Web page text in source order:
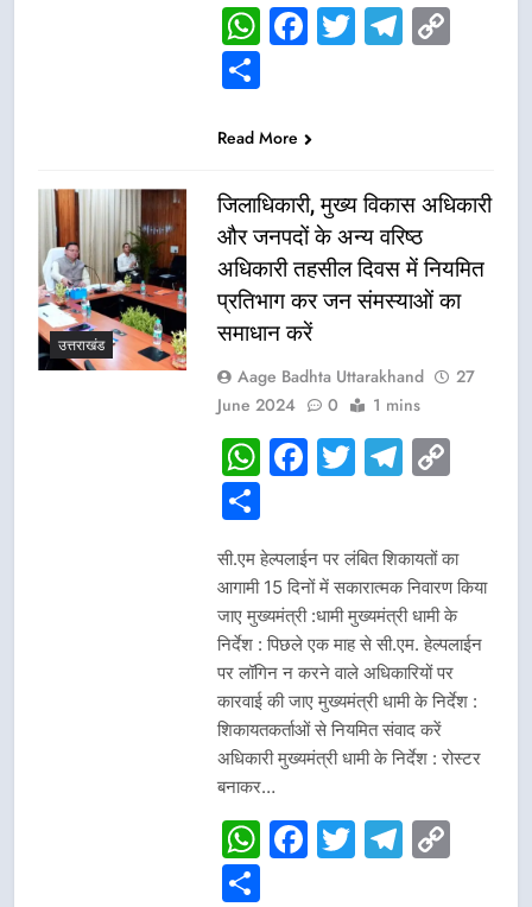
WhatsApp
Facebook
Twitter
Share
Read More
उत्तराखंड
जिलाधिकारी, मुख्य विकास अधिकारी
और जनपदों के अन्य वरिष्ठ
अधिकारी तहसील दिवस में नियमित
प्रतिभाग कर जन संमस्याओं का
समाधान करें
Aage Badhta Uttarakhand
27
June 2024
0 1 mins
WhatsApp
Facebook
Twitter
Share
सी.एम हेल्पलाईन पर लंबित शिकायतों का
आगामी 15 दिनों में सकारात्मक निवारण किया
जाए मुख्यमंत्री :धामी मुख्यमंत्री धामी के
निर्देश : पिछले एक माह से सी.एम. हेल्पलाईन
पर लॉगिन न करने वाले अधिकारियों पर
कारवाई की जाए मुख्यमंत्री धामी के निर्देश :
शिकायतकर्ताओं से नियमित संवाद करें
अधिकारी मुख्यमंत्री धामी के निर्देश : रोस्टर
बनाकर…
WhatsApp
Facebook
Twitter
Share